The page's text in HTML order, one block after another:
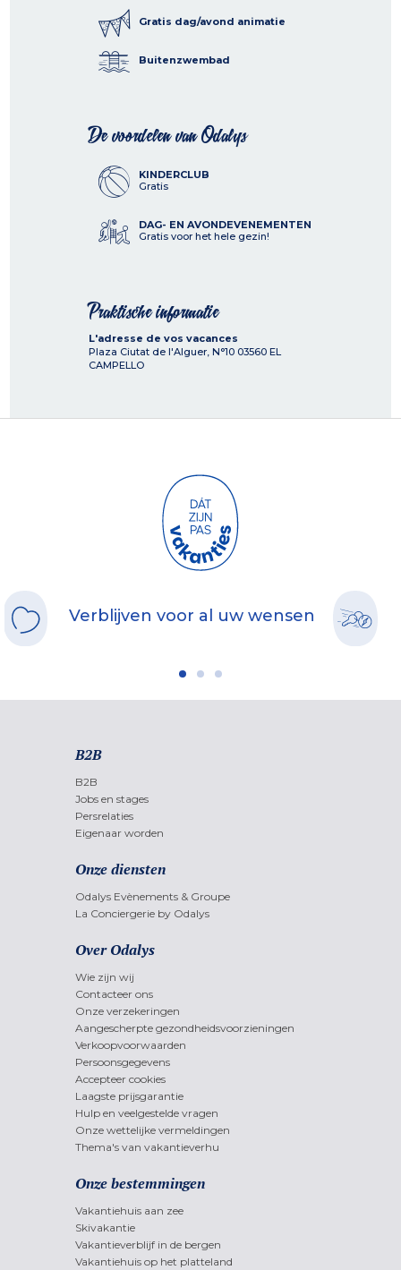
Gratis dag/avond animatie
Buitenzwembad
De voordelen van Odalys
KINDERCLUB
Gratis
DAG- EN AVONDEVENEMENTEN
Gratis voor het hele gezin!
Praktische informatie
L'adresse de vos vacances
Plaza Ciutat de l'Alguer, N°10 03560 EL
CAMPELLO
Verblijven voor al uw wensen
B2B
B2B
Jobs en stages
Persrelaties
Eigenaar worden
Onze diensten
Odalys Evènements & Groupe
La Conciergerie by Odalys
Over Odalys
Wie zijn wij
Contacteer ons
Onze verzekeringen
Aangescherpte gezondheidsvoorzieningen
Verkoopvoorwaarden
Persoonsgegevens
Accepteer cookies
Laagste prijsgarantie
Hulp en veelgestelde vragen
Onze wettelijke vermeldingen
Thema's van vakantieverhu
Onze bestemmingen
Vakantiehuis aan zee
Skivakantie
Vakantieverblijf in de bergen
Vakantiehuis op het platteland